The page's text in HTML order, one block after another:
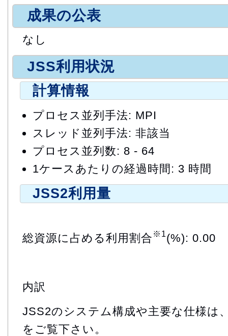
成果の公表
なし
JSS利用状況
計算情報
プロセス並列手法: MPI
スレッド並列手法: 非該当
プロセス並列数: 8 - 64
1ケースあたりの経過時間: 3 時間
JSS2利用量
総資源に占める利用割合 ※1(%): 0.00
内訳
JSS2のシステム構成や主要な仕様は
をご覧下さい。